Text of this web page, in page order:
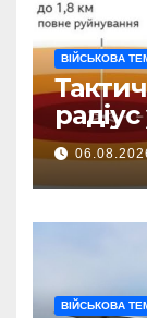
ВІЙСЬКОВА
ВІЙСЬКОВА